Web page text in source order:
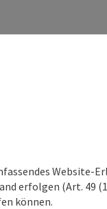
Website-
erfolgen (Art. 49
können.